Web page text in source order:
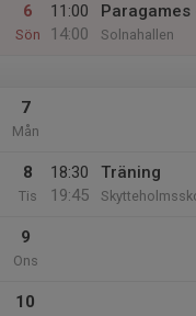
6
Sön
11:00
14:00
Paragames
Solnahallen
7
Mån
8
Tis
18:30
19:45
Träning
9
Ons
10